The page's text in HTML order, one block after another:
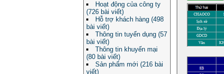
Hoạt động của công ty
(726 bài viết)
Hỗ trợ khách hàng (498
bài viết)
Thông tin tuyển dụng (57
bài viết)
Thông tin khuyến mại
(80 bài viết)
Sản phẩm mới (216 bài
viết)